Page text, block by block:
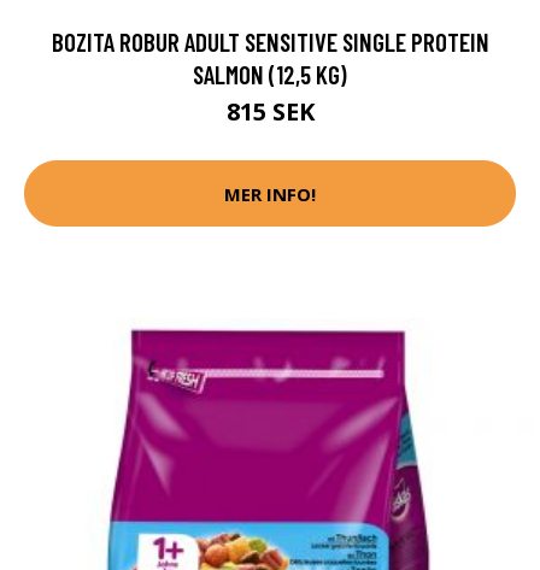
BOZITA ROBUR ADULT SENSITIVE SINGLE PROTEIN
SALMON (12,5 KG)
815 SEK
MER INFO!